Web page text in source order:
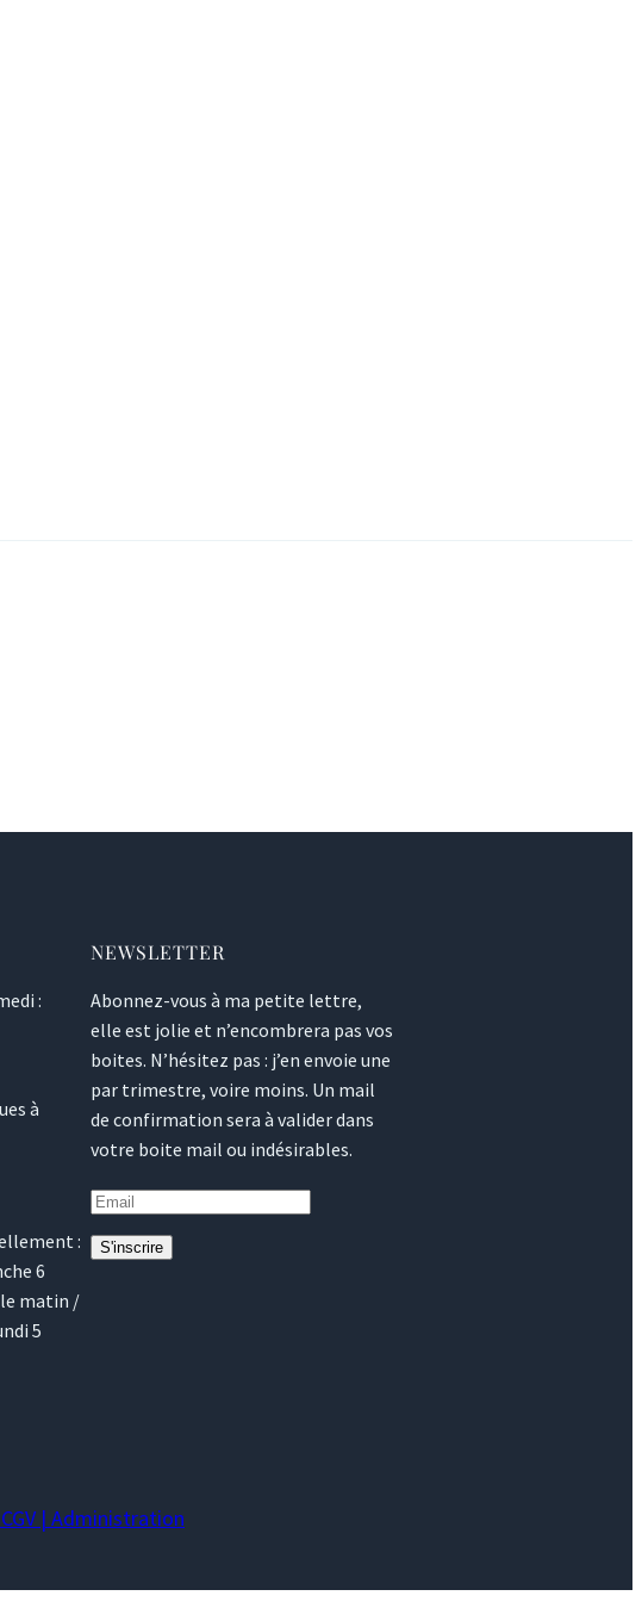
:
à
:
6
matin /
5
NEWSLETTER
Abonnez-vous à ma petite lettre,
elle est jolie et n’encombrera pas vos
boites. N’hésitez pas : j’en envoie une
par trimestre, voire moins. Un mail
de confirmation sera à valider dans
votre boite mail ou indésirables.
S'inscrire
CGV | Administration